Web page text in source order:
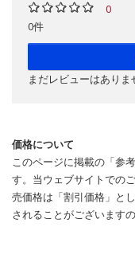
0
0件
まだレビューはありま
価格について
このページに掲載の「参
す。当ウェブサイトでの
売価格は「割引価格」と
されることがございます